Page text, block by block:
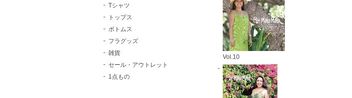
Tシャツ
トップス
ボトムス
フラグッズ
雑貨
セール・アウトレット
1点もの
Vol.10